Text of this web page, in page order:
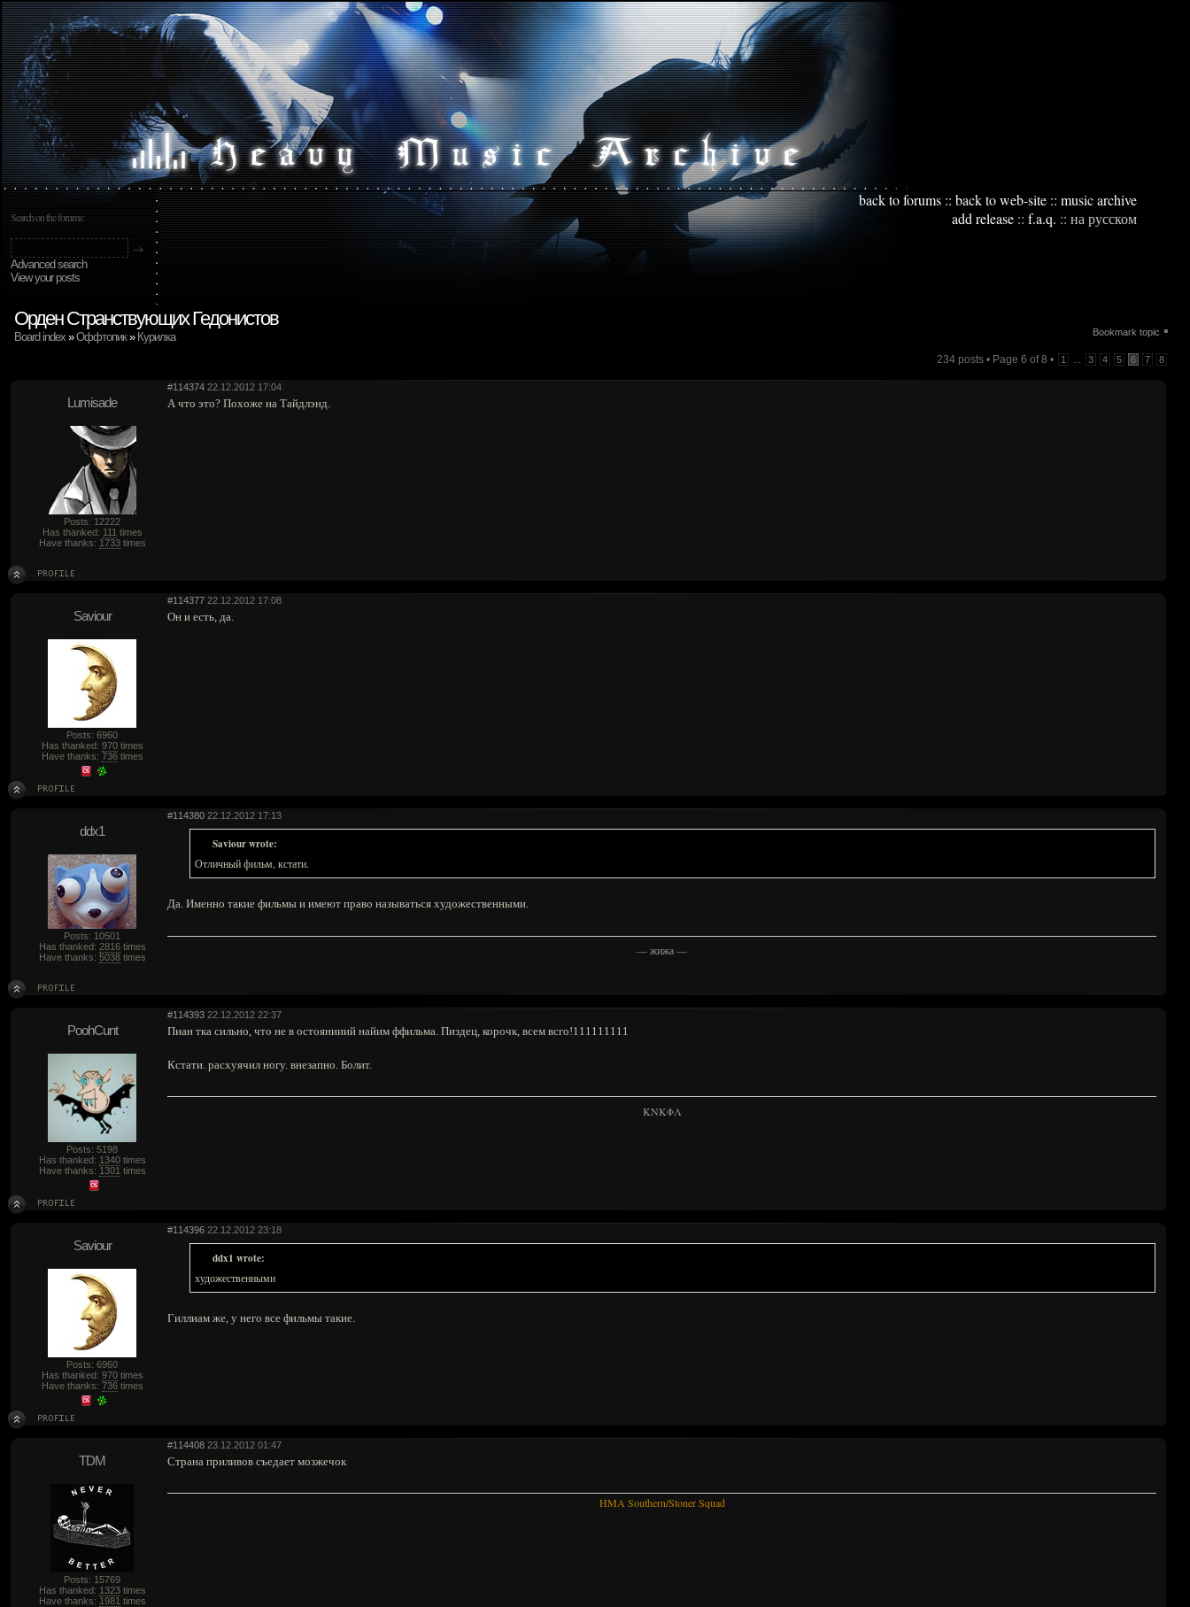
Search on the forums:
Advanced search
View your posts
back to forums :: back to web-site :: music archive
add release :: f.a.q. :: на русском
Bookmark topic ▪
Орден Странствующих Гедонистов
Board index »Оффтопик» Курилка
234 posts • Page 6 of8 • 1 ... 3 4 5 6 7 8
#114374 22.12.2012 17:04
Lumisade
Posts: 12222
Has thanked: 111 times
Have thanks: 1733times
А что это? Похоже на Тайдлэнд.
#114377 22.12.2012 17:08
Saviour
Posts: 6960
Has thanked: 970times
Have thanks: 736times
Он и есть, да.
#114380 22.12.2012 17:13
ddx1
Posts: 10501
Has thanked: 2816times
Have thanks: 5038times
Saviour wrote:
Отличный фильм, кстати.
Да. Именно такие фильмы и имеют право называться художественными.
—жижа—
#114393 22.12.2012 22:37
PoohCunt
Posts: 5198
Has thanked: 1340times
Have thanks: 1301 times
Пиан тка сильно, что не в остоянииий найим ффильма. Пиздец, корочк, всем всго!111111111
Кстати. расхуячил ногу. внезапно. Болит.
KNKΦΛ
#114396 22.12.2012 23:18
Saviour
Posts: 6960
Has thanked: 970times
Have thanks: 736times
ddx1 wrote:
художественными
Гиллиам же, у него все фильмы такие.
#114408 23.12.2012 01:47
TDM
Posts: 15769
Has thanked: 1323times
Have thanks: 1981 times
Страна приливов съедает мозжечок
HMA Southern/Stoner Squad